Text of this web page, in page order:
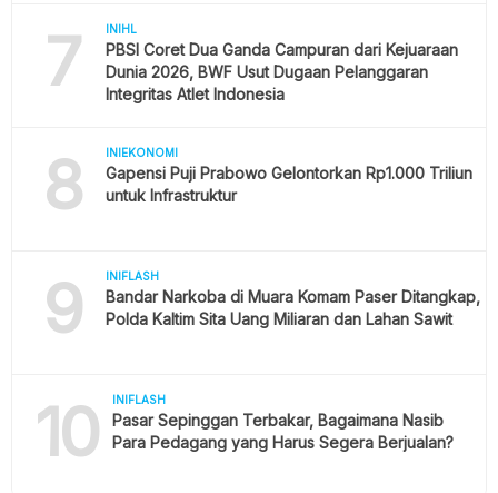
7 INIHL
PBSI Coret Dua Ganda Campuran dari Kejuaraan
Dunia 2026, BWF Usut Dugaan Pelanggaran
Integritas Atlet Indonesia
8 INIEKONOMI
Gapensi Puji Prabowo Gelontorkan Rp1.000 Triliun
untuk Infrastruktur
9 INIFLASH
Bandar Narkoba di Muara Komam Paser Ditangkap,
Polda Kaltim Sita Uang Miliaran dan Lahan Sawit
10 INIFLASH
Pasar Sepinggan Terbakar, Bagaimana Nasib
Para Pedagang yang Harus Segera Berjualan?